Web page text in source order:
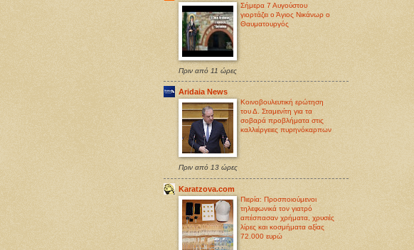
Σήμερα 7 Αυγούστου
γιορτάζει ο Άγιος Νικάνωρ ο
Θαυματουργός
Πριν από 11 ώρες
Aridaia News
Κοινοβουλευτική ερώτηση
του Δ. Σταμενίτη για τα
σοβαρά προβλήματα στις
καλλιέργειες πυρηνόκαρπων
Πριν από 13 ώρες
Karatzova.com
Πιερία: Προσποιούμενοι
τηλεφωνικά τον γιατρό
απέσπασαν χρήματα, χρυσές
λίρες και κοσμήματα αξίας
72.000 ευρώ